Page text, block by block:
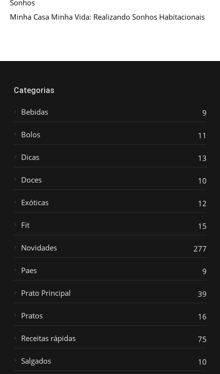
Sonhos
Minha Casa Minha Vida: Realizando Sonhos Habitacionais
Categorias
Bebidas 9
Bolos 11
Dicas 13
Doces 10
Exóticas 12
Fit 15
Novidades 277
Paes 9
Prato Principal 39
Pratos 16
Receitas rápidas 75
Salgados 10